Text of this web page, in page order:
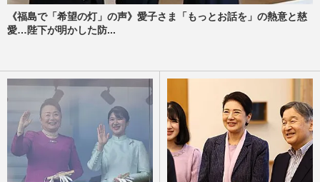
《福島で「希望の灯」の声》愛子さま「もっとお話を」の熱意と慈
愛…陛下が明かした防...